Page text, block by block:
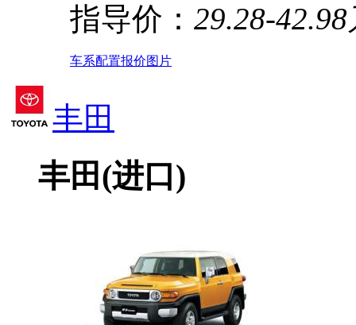
指导价： 29.28-42.98
车系配置报价图片
丰田
丰田(进口)